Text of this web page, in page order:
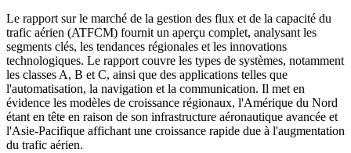
Le rapport sur le marché de la gestion des flux et de la capacité du
trafic aérien (ATFCM) fournit un aperçu complet, analysant les
segments clés, les tendances régionales et les innovations
technologiques. Le rapport couvre les types de systèmes, notamment
les classes A, B et C, ainsi que des applications telles que
l'automatisation, la navigation et la communication. Il met en
évidence les modèles de croissance régionaux, l'Amérique du Nord
étant en tête en raison de son infrastructure aéronautique avancée et
l'Asie-Pacifique affichant une croissance rapide due à l'augmentation
du trafic aérien.